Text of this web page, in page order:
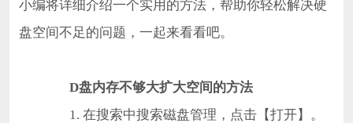
小编将详细介绍一个实用的方法，帮助你轻松解决硬
盘空间不足的问题，一起来看看吧。
D盘内存不够大扩大空间的方法
1. 在搜索中搜索磁盘管理，点击【打开】。